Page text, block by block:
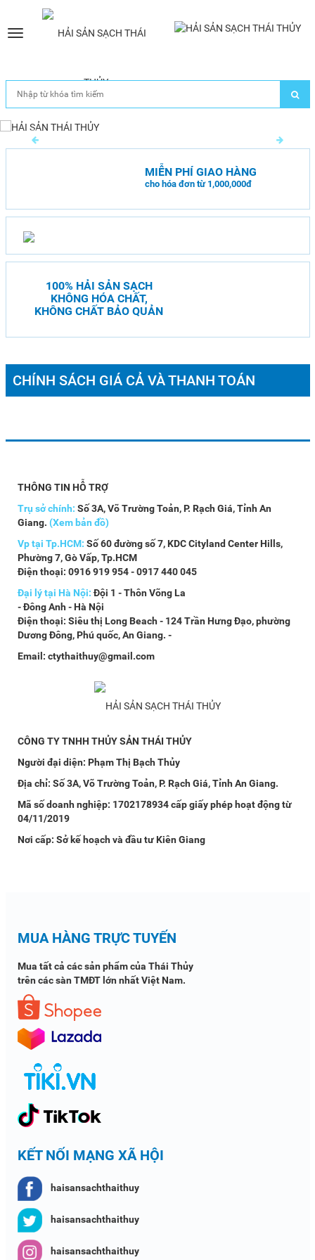
Toggle
MIỄN PHÍ GIAO HÀNG
cho hóa đơn từ 1,000,000đ
100% HẢI SẢN SẠCH
KHÔNG HÓA CHẤT,
KHÔNG CHẤT BẢO QUẢN
CHÍNH SÁCH GIÁ CẢ VÀ THANH TOÁN
THÔNG TIN HỖ TRỢ
Trụ sở chính: Số 3A, Võ Trường Toản, P. Rạch Giá, Tỉnh An
Giang. (Xem bản đồ)
Vp tại Tp.HCM: Số 60 đường số 7, KDC Cityland Center Hills,
Phường 7, Gò Vấp, Tp.HCM
Điện thoại: 0916 919 954 - 0917 440 045
Đại lý tại Hà Nội:Đội 1 - Thôn Võng La
- Đông Anh - Hà Nội
Điện thoại: Siêu thị Long Beach - 124 Trần Hưng Đạo, phường
Dương Đông, Phú quốc, An Giang. -
Email: ctythaithuy@gmail.com
CÔNG TY TNHH THỦY SẢN THÁI THỦY
Người đại diện: Phạm Thị Bạch Thủy
Địa chỉ: Số 3A, Võ Trường Toản, P. Rạch Giá, Tỉnh An Giang.
Mã số doanh nghiệp: 1702178934 cấp giấy phép hoạt động từ
04/11/2019
Nơi cấp: Sở kế hoạch và đầu tư Kiên Giang
MUA HÀNG TRỰC TUYẾN
Mua tất cả các sản phẩm của Thái Thủy
trên các sàn TMĐT lớn nhất Việt Nam.
KẾT NỐI MẠNG XÃ HỘI
haisansachthaithuy
haisansachthaithuy
haisansachthaithuy